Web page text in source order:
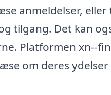
anmeldelser,
tilgang. Det kan
Platformen xn--
om deres